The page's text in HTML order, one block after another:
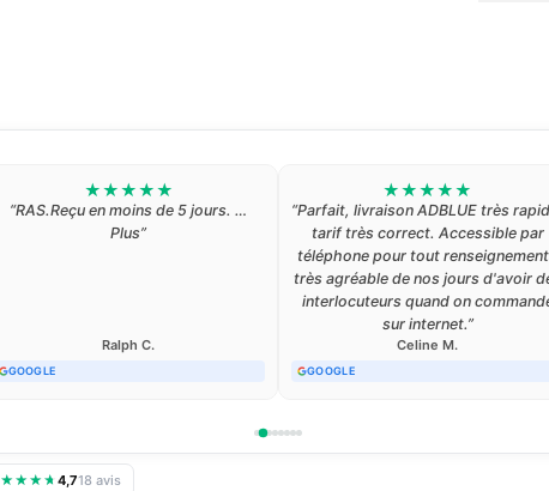
★★★★★
“Bons Produits. Tarifs dans les clous.
Livraison rapide. Emballages soignés.
Jaùn S.· 11 juin 2026
TRUSTPILOT
★★★★★
“Entreprise sérieuse, très bon
relationnel, très réactive à toute nos
demandes et un savoir faire de
qualité. Entreprise que je
recommanderais les yeux fermé.
Merci à Bulteau Services ;)”
Edouard P.· 26 mai 2026
TRUSTPILOT
★★★★ 4,718 avis